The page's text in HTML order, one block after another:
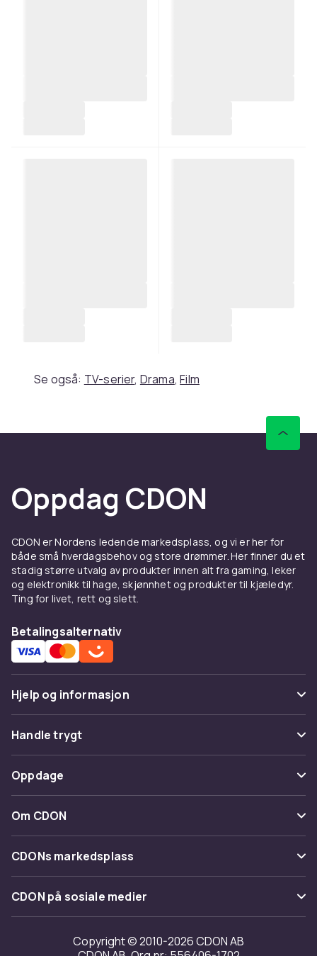
Se også: TV-serier, Drama,Film
Oppdag CDON
CDON er Nordens ledende markedsplass, og vi er her for
både små hverdagsbehov og store drømmer. Her finner du et
stadig større utvalg av produkter innen alt fra gaming, leker
og elektronikk til hage, skjønnhet og produkter til kjæledyr.
Ting for livet, rett og slett.
Betalingsalternativ
Hjelp og informasjon
Vanlige spørsmål
Spor pakke
Angre & returner her
Kontakt oss
Handle trygt
Betaling
Levering
Tilbakekallinger
Oppdage
Kategorier
Varemerker
Om CDON
Om oss
Kundeanmeldelser
Jobbe på CDON
Investor relations
CDONs markedsplass
Merchant Help Center
CDON på sosiale medier
Copyright © 2010-2026 CDON AB